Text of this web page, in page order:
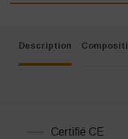
Description
Certifié CE